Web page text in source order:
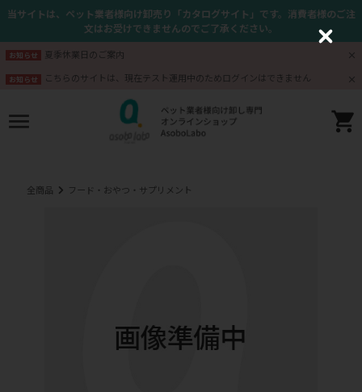
当サイトは、ペット業者様向け卸売り「カタログサイト」です。消費者様のご注
文はお受けできませんのでご了承ください。
お知らせ 夏季休業日のご案内
お知らせ こちらのサイトは、現在テスト運用中のためログインはできません
全商品 フード・おやつ・サプリメント
C